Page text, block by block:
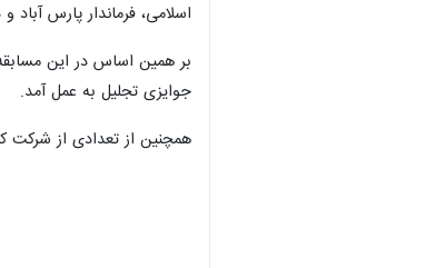
اسلامی، فرماندار پارس
بر همین اساس در این
جوایزی تجلیل به عمل آمد.
همچنین از تعدادی از شرکت